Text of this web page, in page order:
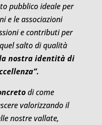
pubblico ideale per
e le associazioni
e contributi per
salto di qualità
nostra identità di
di come
valorizzando il
nostre vallate,